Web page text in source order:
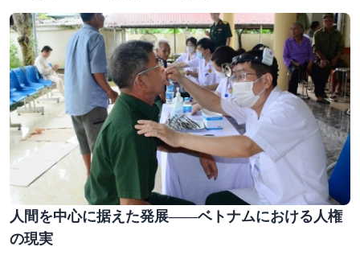
人道の使命を刻む足跡
人間を中心に据えた発展――ベトナムにおける人権
の現実